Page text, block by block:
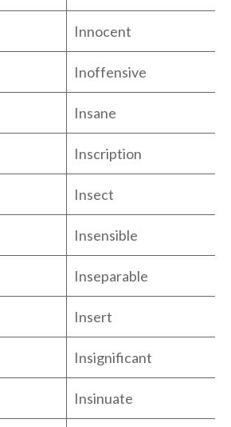
Innocent
Inoffensive
Insane
Inscription
Insect
Insensible
Inseparable
Insert
Insignificant
Insinuate